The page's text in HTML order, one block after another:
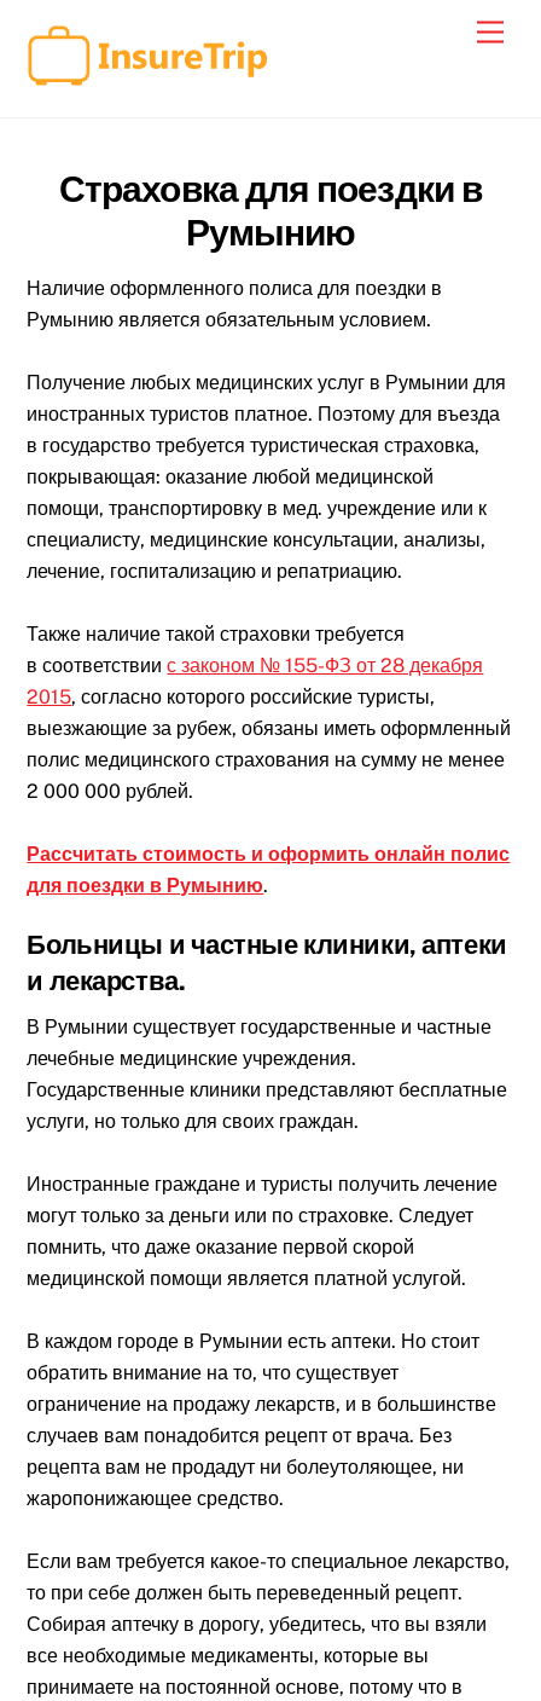
content
Страховка для поездки в
Румынию
Наличие оформленного полиса для поездки в
Румынию является обязательным условием.
Получение любых медицинских услуг в Румынии для
иностранных туристов платное. Поэтому для въезда
в государство требуется туристическая страховка,
покрывающая: оказание любой медицинской
помощи, транспортировку в мед. учреждение или к
специалисту, медицинские консультации, анализы,
лечение, госпитализацию и репатриацию.
Также наличие такой страховки требуется
в соответствиис законом № 155-ФЗ от 28 декабря
2015, согласно которого российские туристы,
выезжающие за рубеж, обязаны иметь оформленный
полис медицинского страхования на сумму не менее
2 000 000 рублей.
Рассчитать стоимость и оформить онлайн полис
для поездки в Румынию.
Больницы и частные клиники, аптеки
и лекарства.
В Румынии существует государственные и частные
лечебные медицинские учреждения.
Государственные клиники представляют бесплатные
услуги, но только для своих граждан.
Иностранные граждане и туристы получить лечение
могут только за деньги или по страховке. Следует
помнить, что даже оказание первой скорой
медицинской помощи является платной услугой.
В каждом городе в Румынии есть аптеки. Но стоит
обратить внимание на то, что существует
ограничение на продажу лекарств, и в большинстве
случаев вам понадобится рецепт от врача. Без
рецепта вам не продадут ни болеутоляющее, ни
жаропонижающее средство.
Если вам требуется какое-то специальное лекарство,
то при себе должен быть переведенный рецепт.
Собирая аптечку в дорогу, убедитесь, что вы взяли
все необходимые медикаменты, которые вы
принимаете на постоянной основе, потому что в